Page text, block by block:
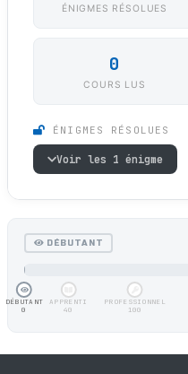
ÉNIGMES RÉSOLUES
0
COURS LUS
ÉNIGMES RÉSOLUES
Voir les 1 énigme
DÉBUTANT
DÉBUTANT
0
APPRENTI
40
PROFESSIONNEL
100